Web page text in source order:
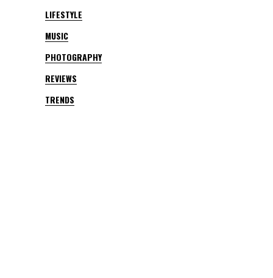
LIFESTYLE
MUSIC
PHOTOGRAPHY
REVIEWS
TRENDS